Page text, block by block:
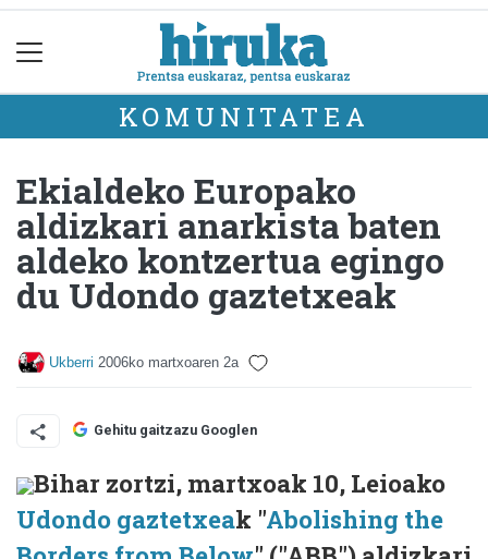
KOMUNITATEA
Ekialdeko Europako
aldizkari anarkista baten
aldeko kontzertua egingo
du Udondo gaztetxeak
Ukberri 2006ko martxoaren 2a
Gehitu gaitzazu Googlen
Bihar zortzi, martxoak 10, Leioako
Udondo gaztetxeak "Abolishing the